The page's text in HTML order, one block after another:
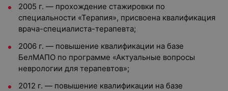
2005 г. — прохождение стажировки по
специальности «Терапия», присвоена квалификация
врача-специалиста-терапевта;
2006 г. — повышение квалификации на базе
БелМАПО по программе «Актуальные вопросы
неврологии для терапевтов»;
2012 г. — повышение квалификации на базе